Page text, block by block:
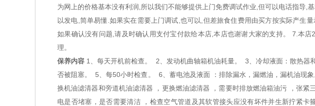
为网上的价格基本没有利润,所以我们不能够提供上门免费调试作业,但可以电话指导,
以发电,简单易懂.如果实在需要上门调试,也可以,但差旅食住费用由买方按实际产生
如果确认没有问题,请及时确认用支付宝付款给本店,本店也谢谢大家的支持。 7.本
理。
保养内容 1、每天开机前检查。 2、发动机曲轴箱机油耗量。 3、冷却液面：散热器
否被阻塞。 5、每50小时检查。 6、蓄电池及液面 ：排除漏水，漏燃油，漏机油现
换机油滤清器和旁道机油滤清器 ，更换燃油滤清器 ，需要时排放燃油箱油污 ，张
电是否堵塞，是否需要清洁 ，检查空气管道及其软管接头应没有坏件并生新拧紧